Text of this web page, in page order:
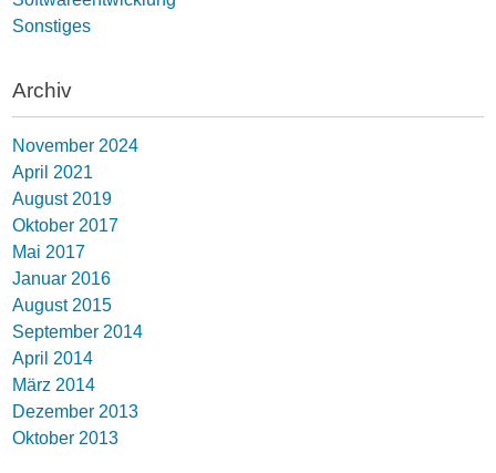
Sonstiges
Archiv
November 2024
April 2021
August 2019
Oktober 2017
Mai 2017
Januar 2016
August 2015
September 2014
April 2014
März 2014
Dezember 2013
Oktober 2013